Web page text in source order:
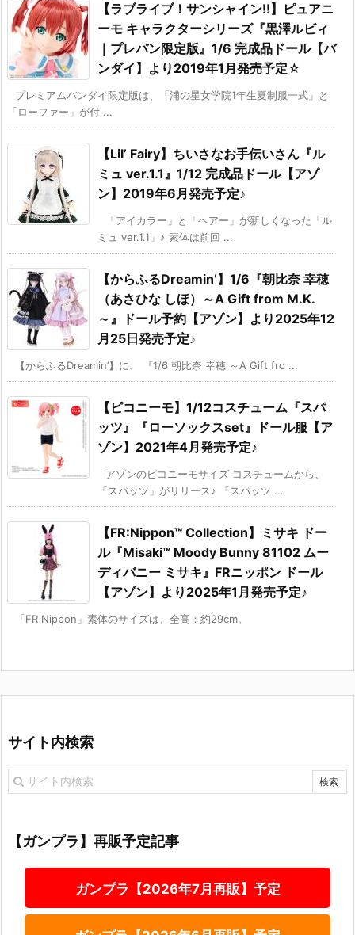
【ラブライブ！サンシャイン!!】ピュアニ
ーモ キャラクターシリーズ『黒澤ルビィ
｜プレバン限定版』1/6 完成品ドール【バ
ンダイ】より2019年1月発売予定☆
プレミアムバンダイ限定版は、「浦の星女学院1年生夏制服一式」と
「ローファー」が付 ...
【Lil’ Fairy】ちいさなお手伝いさん『ル
ミュ ver.1.1』1/12 完成品ドール【アゾ
ン】2019年6月発売予定♪
「アイカラー」と「ヘアー」が新しくなった「ル
ミュ ver.1.1」♪ 素体は前回 ...
【からふるDreamin’】1/6『朝比奈 幸穂
（あさひな しほ）～A Gift from M.K.
～』ドール予約【アゾン】より2025年12
月25日発売予定♪
【からふるDreamin’】に、 『1/6 朝比奈 幸穂 ～A Gift fro ...
【ピコニーモ】1/12コスチューム『スパ
ッツ』『ローソックスset』ドール服【ア
ゾン】2021年4月発売予定♪
アゾンのピコニーモサイズ コスチュームから、
「スパッツ」がリリース♪ 「スパッツ ...
【FR:Nippon™ Collection】ミサキ ドー
ル『Misaki™ Moody Bunny 81102 ムー
ディバニー ミサキ』FRニッポン ドール
【アゾン】より2025年1月発売予定♪
「FR Nippon」素体のサイズは、全高：約29cm。
サイト内検索
【ガンプラ】再販予定記事
ガンプラ【2026年7月再販】予定